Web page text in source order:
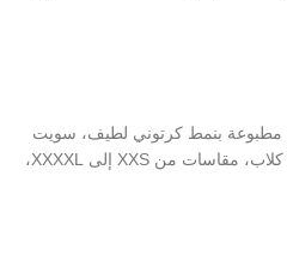
1 بلوزة قطيفة مطبوعة بنمط كرتوني لطيف، سويت
شيرت قطيفة، ملابس قطط، ملابس كلاب، مقاسات من XXS إلى XXXXL،